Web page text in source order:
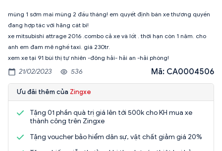
mùng 1 sớm mai mùng 2 đầu tháng! em quyết định bán xe thương quyền
đang hợp tác với hãng cát bi!
xe mitsubishi attrage 2016 .combo cả xe và lốt . thời hạn còn 1 năm. cho
anh em đam mê nghề taxi. giá 230tr.
xem xe tại 91 bùi thị tự nhiên -đông hải- hải an -hải phòng!
21/02/2023 536 Mã: CA0004506
Ưu đãi thêm của Zingxe
Tặng 01 phần quà trị giá lên tới 500k cho KH mua xe
thành công trên Zingxe
Tặng voucher bảo hiểm dân sự, vật chất giảm giá 20%